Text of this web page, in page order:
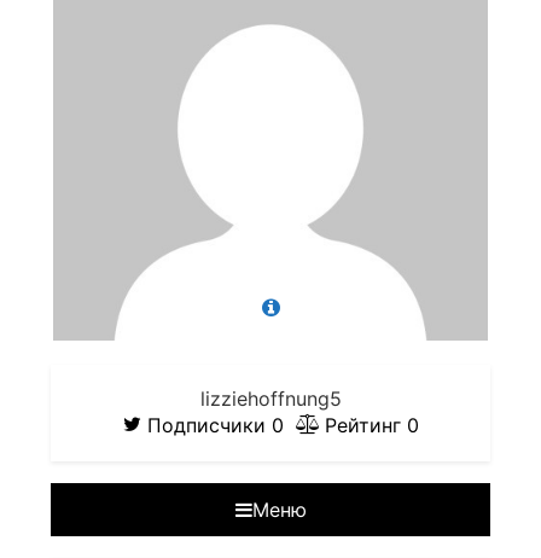
lizziehoffnung5
Подписчики 0 Рейтинг 0
Меню